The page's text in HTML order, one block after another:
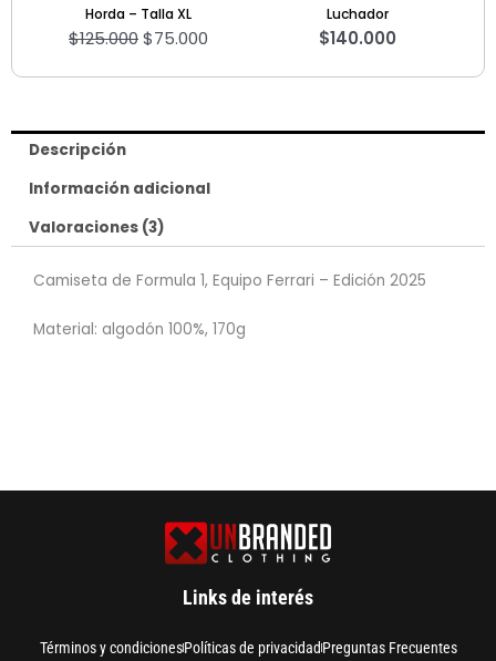
Luchador
$140.000
$
Descripción
Información adicional
Valoraciones (3)
Camiseta de Formula 1, Equipo Ferrari – Edición 2025
Material: algodón 100%, 170g
Links de interés
Términos y condicionesPolíticas de privacidadPreguntas Frecuentes